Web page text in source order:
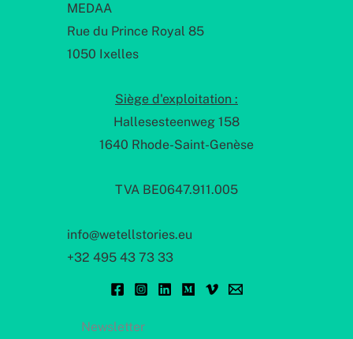
MEDAA
Rue du Prince Royal 85
1050 Ixelles
Siège d'exploitation :
Hallesesteenweg 158
1640 Rhode-Saint-Genèse
TVA BE0647.911.005
info@wetellstories.eu
+32 495 43 73 33
Newsletter